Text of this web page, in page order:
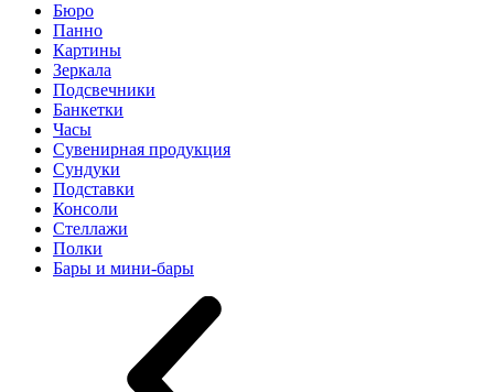
Бюро
Панно
Картины
Зеркала
Подсвечники
Банкетки
Часы
Сувенирная продукция
Сундуки
Подставки
Консоли
Стеллажи
Полки
Бары и мини-бары